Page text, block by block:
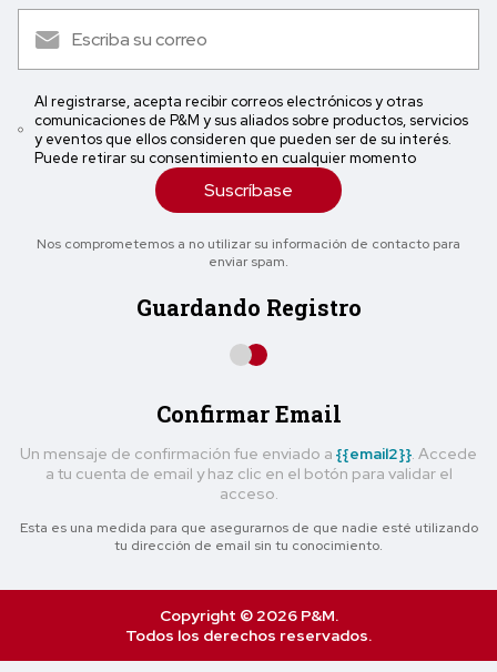
Al registrarse, acepta recibir correos electrónicos y otras
comunicaciones de P&M y sus aliados sobre productos, servicios
y eventos que ellos consideren que pueden ser de su interés.
Puede retirar su consentimiento en cualquier momento
Suscríbase
Nos comprometemos a no utilizar su información de contacto para
enviar spam.
Guardando Registro
Confirmar Email
Un mensaje de confirmación fue enviado a {{email2}}. Accede
a tu cuenta de email y haz clic en el botón para validar el
acceso.
Esta es una medida para que asegurarnos de que nadie esté utilizando
tu dirección de email sin tu conocimiento.
Copyright © 2026 P&M.
Todos los derechos reservados.